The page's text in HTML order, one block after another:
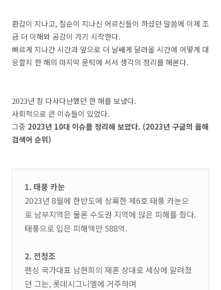
환갑이 지나고, 칠순이 지나신 어르신들이 하셨던 말씀에 이제 조
금 더 이해와 공감이 가기 시작한다.
빠르게 지나간 시간과 앞으로 더 날쌔게 달려올 시간에 어떻게 대
응할지 한 해의 마지막 문턱에 서서 생각의 정리를 해본다.
2023년 참 다사다난했던 한 해를 보냈다.
사회적으로 큰 이슈들이 있었다.
그중 2023년 10대 이슈를 정리해 보았다. (2023년 구글의 올해
검색어 순위)
1. 태풍 카눈
2023년 8월에 한반도에 상륙한 제6호 태풍 카눈으
로 남부지역은 물론 수도권 지역에 많은 피해를 줬다.
태풍으로 입은 피해액만 588억.
2. 전청조
펜싱 국가대표 남현희의 재혼 상대로 세상에 알려졌
던 그는, 롯데시그니엘에 거주하며